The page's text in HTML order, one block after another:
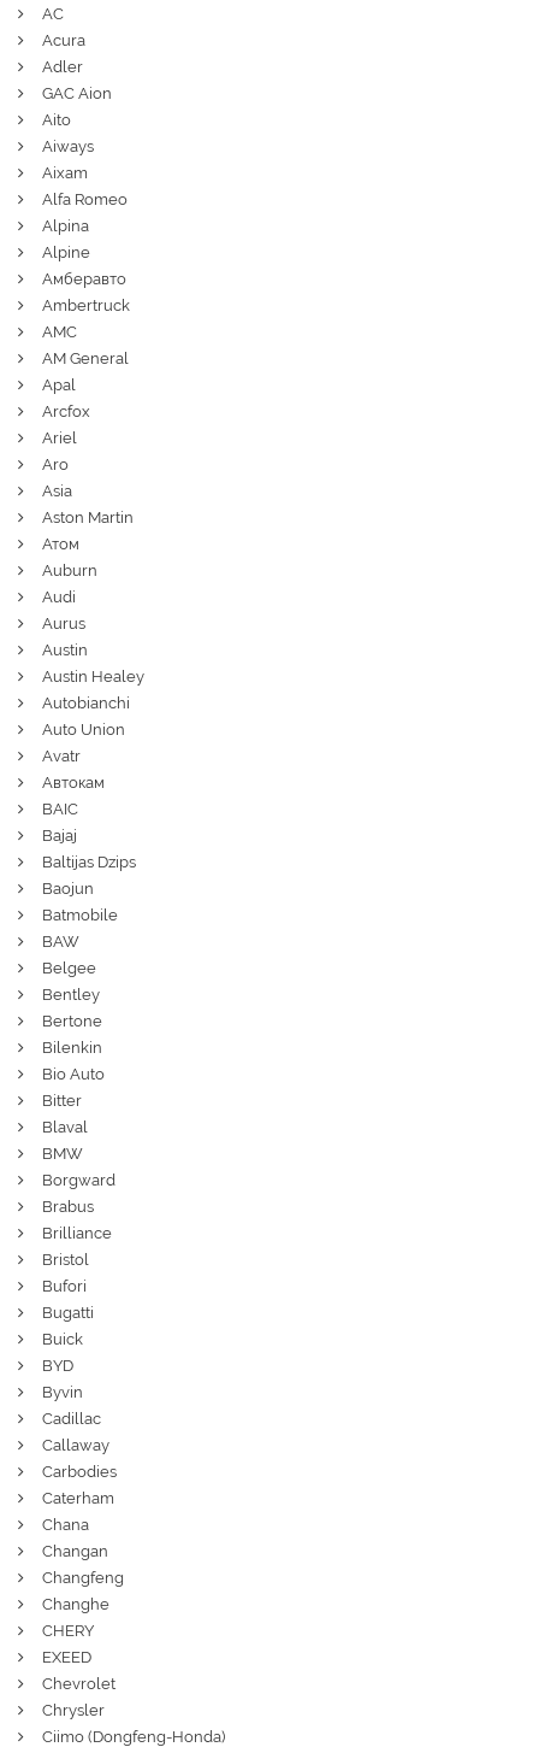
AC
Acura
Adler
GAC Aion
Aito
Aiways
Aixam
Alfa Romeo
Alpina
Alpine
Амберавто
Ambertruck
AMC
AM General
Apal
Arcfox
Ariel
Aro
Asia
Aston Martin
Атом
Auburn
Audi
Aurus
Austin
Austin Healey
Autobianchi
Auto Union
Avatr
Автокам
BAIC
Bajaj
Baltijas Dzips
Baojun
Batmobile
BAW
Belgee
Bentley
Bertone
Bilenkin
Bio Auto
Bitter
Blaval
BMW
Borgward
Brabus
Brilliance
Bristol
Bufori
Bugatti
Buick
BYD
Byvin
Cadillac
Callaway
Carbodies
Caterham
Chana
Changan
Changfeng
Changhe
CHERY
EXEED
Chevrolet
Chrysler
Ciimo (Dongfeng-Honda)